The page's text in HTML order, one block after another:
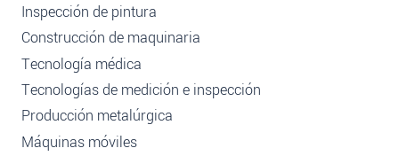
Inspección de pintura
Construcción de maquinaria
Tecnología médica
Tecnologías de medición e inspección
Producción metalúrgica
Máquinas móviles